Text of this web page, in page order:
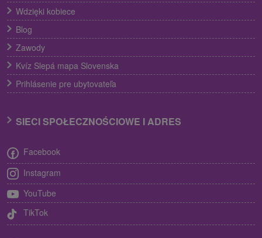
Wdzięki kobiece
Blog
Zawody
Kvíz Slepá mapa Slovenska
Prihlásenie pre ubytovateľa
SIECI SPOŁECZNOŚCIOWE I ADRES
Facebook
Instagram
YouTube
TikTok